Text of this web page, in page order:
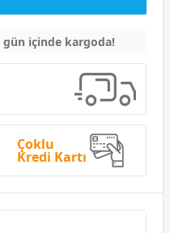
gün içinde kargoda!
Çoklu
Kredi Kartı